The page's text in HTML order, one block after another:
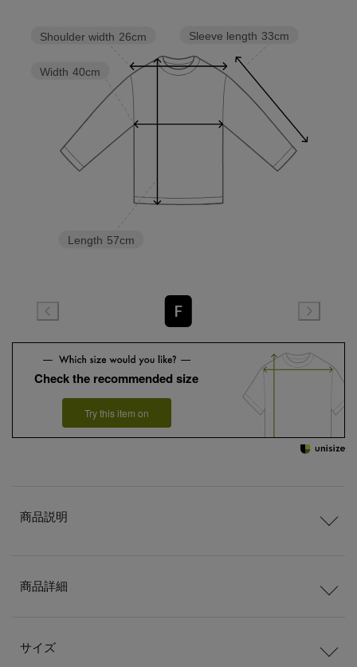
Sleeve length 33cm
Length 57cm
Width 40cm
Shoulder width 26cm
F
Check the recommended size
Try this item on
商品説明
商品詳細
サイズ